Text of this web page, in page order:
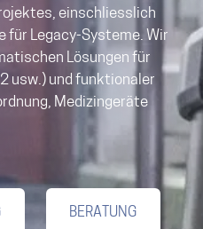
einschliesslich
für Legacy-Systeme. Wir
Lösungen für
usw.) und funktionaler
Medizingeräte
BERATUNG